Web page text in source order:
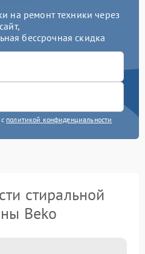
на ремонт техники через
сайт,
бессрочная скидка
политикой конфиденциальности
стиральной
Beko